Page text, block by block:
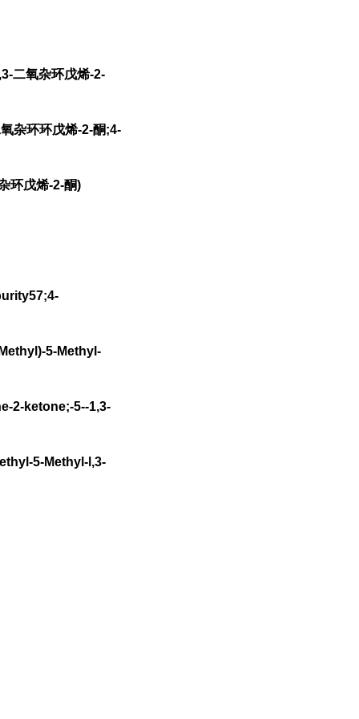
二氧杂环戊烯-2-
杂环环戊烯-2-酮;4-
环戊烯-2-酮)
5-Methyl-
2-ketone;-5--1,3-
5-Methyl-l,3-